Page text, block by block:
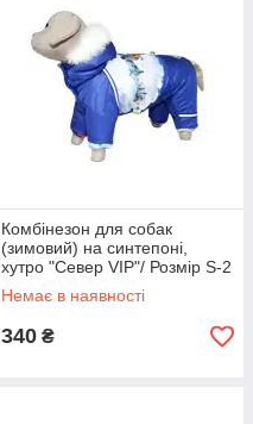
Комбінезон для собак
(зимовий) на синтепоні,
хутро "Север VIP"/ Розмір S-2
Немає в наявності
340 ₴